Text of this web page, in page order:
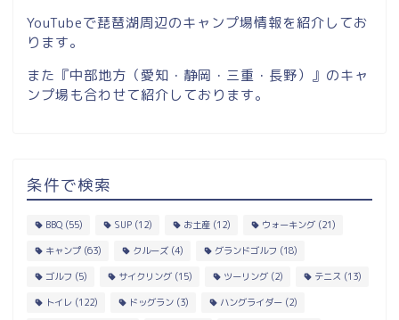
YouTubeで琵琶湖周辺のキャンプ場情報を紹介してお
ります。
また『中部地方（愛知・静岡・三重・長野）』のキャ
ンプ場も合わせて紹介しております。
条件で検索
BBQ (55) SUP (12) お土産 (12) ウォーキング (21)
キャンプ (63) クルーズ (4) グランドゴルフ (18)
ゴルフ (5) サイクリング (15) ツーリング (2) テニス (13)
トイレ (122) ドッグラン (3) ハングライダー (2)